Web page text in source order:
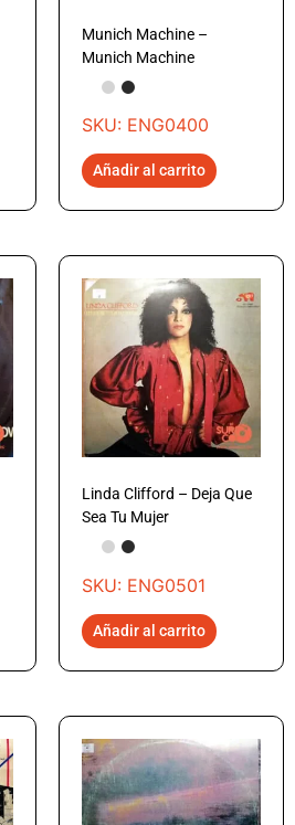
Munich Machine –
Munich Machine
SKU: ENG0400
Añadir al carrito
Linda Clifford – Deja Que
Sea Tu Mujer
SKU: ENG0501
Añadir al carrito